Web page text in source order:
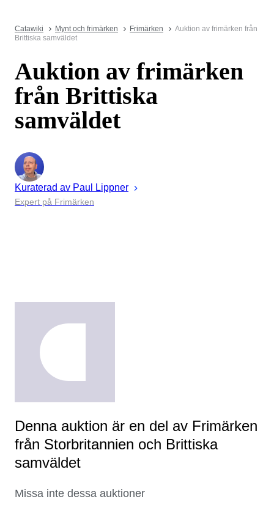
Catawiki Mynt och frimärken Frimärken
Auktion av frimärken från
Brittiska samväldet
Auktion av frimärken
från Brittiska
samväldet
Kuraterad av Paul Lippner
Expert på Frimärken
Denna auktion är en del av Frimärken
från Storbritannien och Brittiska
samväldet
Missa inte dessa auktioner